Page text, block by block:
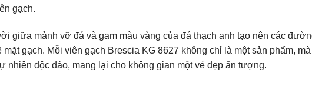
gạch.
giữa mảnh vỡ đá và gam màu vàng của đá thạch anh tạo nên các
mặt gạch. Mỗi viên gạch Brescia KG 8627 không chỉ là một sản phẩm,
nhiên độc đáo, mang lại cho không gian một vẻ đẹp ấn tượng.